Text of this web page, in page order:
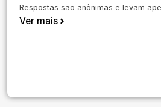
Respostas são anônimas e levam
Ver mais